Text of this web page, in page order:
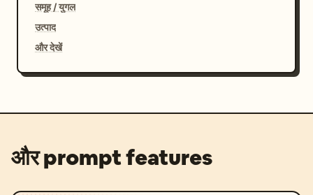
समूह / युगल
उत्पाद
और देखें
और prompt features